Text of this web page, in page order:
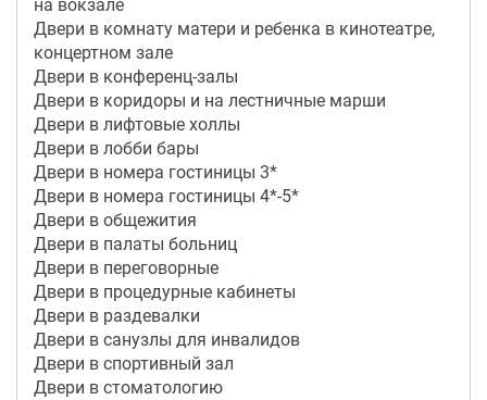
на вокзале
Двери в комнату матери и ребенка в кинотеатре,
концертном зале
Двери в конференц-залы
Двери в коридоры и на лестничные марши
Двери в лифтовые холлы
Двери в лобби бары
Двери в номера гостиницы 3*
Двери в номера гостиницы 4*-5*
Двери в общежития
Двери в палаты больниц
Двери в переговорные
Двери в процедурные кабинеты
Двери в раздевалки
Двери в санузлы для инвалидов
Двери в спортивный зал
Двери в стоматологию